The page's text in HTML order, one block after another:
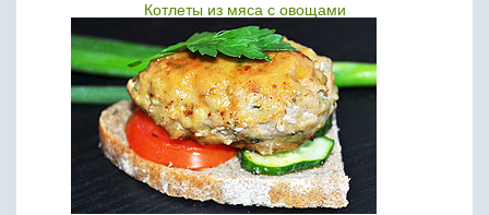
Котлеты из мяса с овощами